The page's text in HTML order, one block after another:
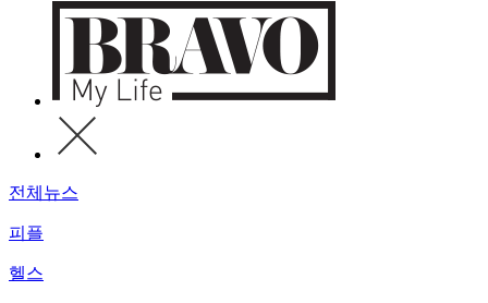
전체뉴스
피플
헬스